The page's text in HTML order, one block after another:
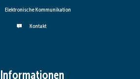
Elektronische Kommunikation
Kontakt
Informationen